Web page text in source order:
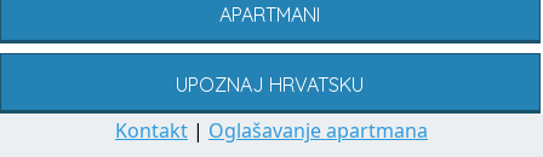
APARTMANI
UPOZNAJ HRVATSKU
Kontakt | Oglašavanje apartmana